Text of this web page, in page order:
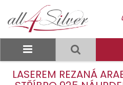
LASEREM REZANÁ